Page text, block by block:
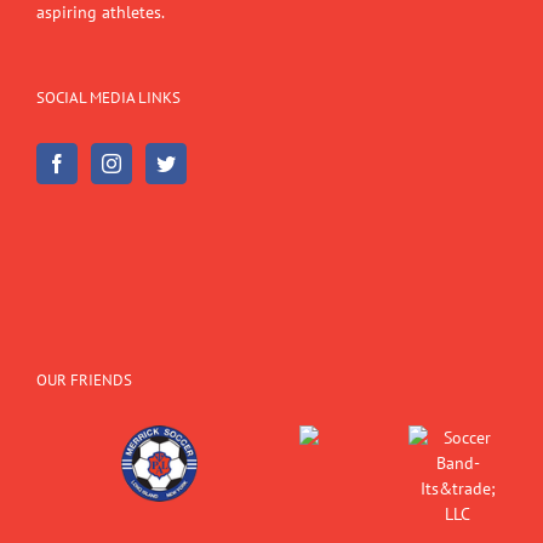
aspiring athletes.
SOCIAL MEDIA LINKS
OUR FRIENDS